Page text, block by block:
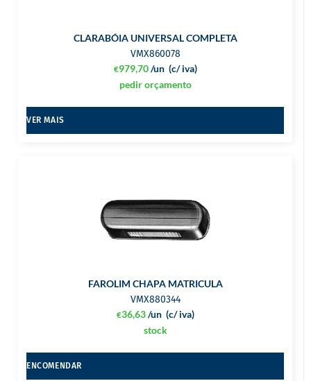
CLARABÓIA UNIVERSAL COMPLETA
VMX860078
€979,70 (c/ iva)
/un
pedir orçamento
VER MAIS
FAROLIM CHAPA MATRICULA
VMX880344
€36,63 (c/ iva)
/un
stock
ENCOMENDAR